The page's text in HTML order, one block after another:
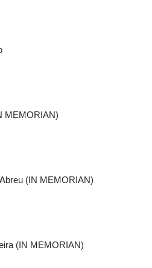
MEMORIAN)
(IN MEMORIAN)
(IN MEMORIAN)